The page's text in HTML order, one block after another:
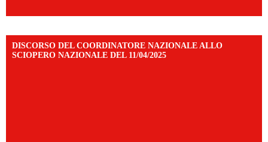
DISCORSO DEL COORDINATORE NAZIONALE ALLO
SCIOPERO NAZIONALE DEL 11/04/2025